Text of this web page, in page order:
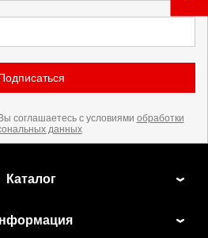
соглашаетесь с условиями обработки
данных
Каталог